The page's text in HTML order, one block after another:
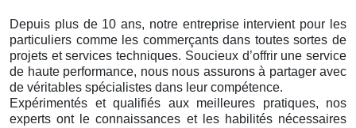
Depuis plus de 10 ans, notre entreprise intervient pour les
particuliers comme les commerçants dans toutes sortes de
projets et services techniques. Soucieux d’offrir une service
de haute performance, nous nous assurons à partager avec
de véritables spécialistes dans leur compétence.
Expérimentés et qualifiés aux meilleures pratiques, nos
experts ont le connaissances et les habilités nécessaires